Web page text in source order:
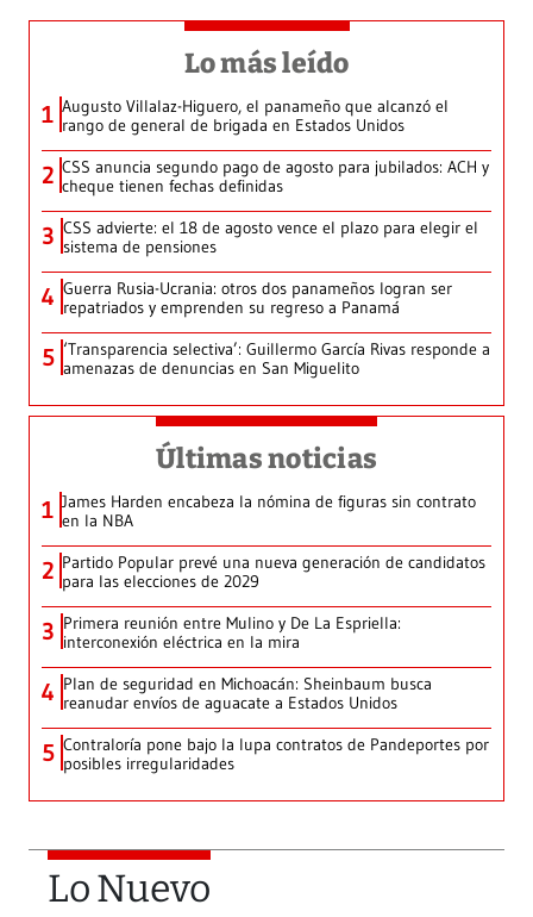
Lo más leído
1 Augusto Villalaz-Higuero, el panameño que alcanzó el
rango de general de brigada en Estados Unidos
2 CSS anuncia segundo pago de agosto para jubilados: ACH y
cheque tienen fechas definidas
3 CSS advierte: el 18 de agosto vence el plazo para elegir el
sistema de pensiones
4 Guerra Rusia-Ucrania: otros dos panameños logran ser
repatriados y emprenden su regreso a Panamá
5 ‘Transparencia selectiva’: Guillermo García Rivas responde a
amenazas de denuncias en San Miguelito
Últimas noticias
1 James Harden encabeza la nómina de figuras sin contrato
en la NBA
2 Partido Popular prevé una nueva generación de candidatos
para las elecciones de 2029
3 Primera reunión entre Mulino y De La Espriella:
interconexión eléctrica en la mira
4 Plan de seguridad en Michoacán: Sheinbaum busca
reanudar envíos de aguacate a Estados Unidos
5 Contraloría pone bajo la lupa contratos de Pandeportes por
posibles irregularidades
Lo Nuevo